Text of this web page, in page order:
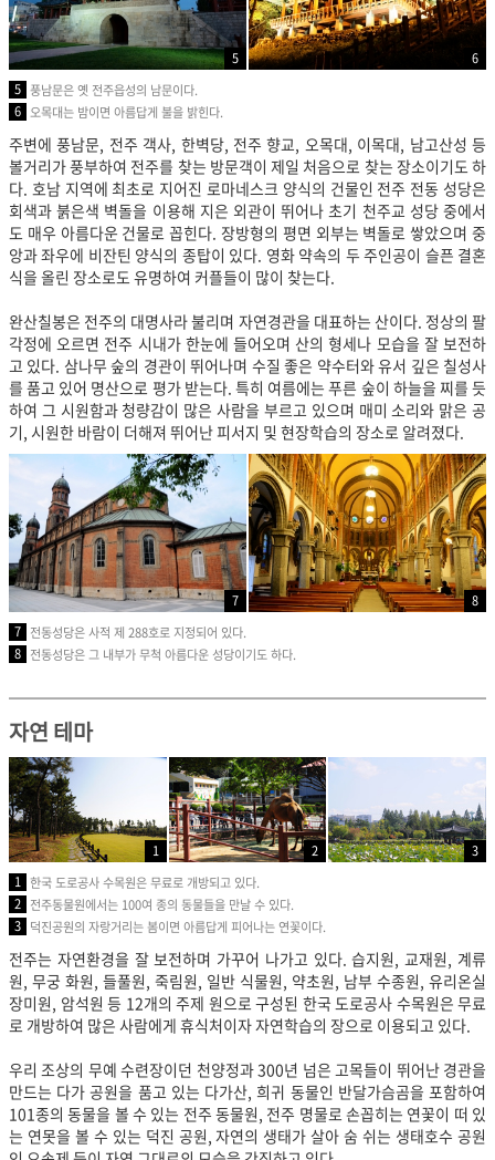
5
6
5 풍남문은 옛 전주읍성의 남문이다.
6 오목대는 밤이면 아름답게 불을 밝힌다.
주변에 풍남문, 전주 객사, 한벽당, 전주 향교, 오목대, 이목대, 남고산성 등
볼거리가 풍부하여 전주를 찾는 방문객이 제일 처음으로 찾는 장소이기도 하
다. 호남 지역에 최초로 지어진 로마네스크 양식의 건물인 전주 전동 성당은
회색과 붉은색 벽돌을 이용해 지은 외관이 뛰어나 초기 천주교 성당 중에서
도 매우 아름다운 건물로 꼽힌다. 장방형의 평면 외부는 벽돌로 쌓았으며 중
앙과 좌우에 비잔틴 양식의 종탑이 있다. 영화 약속의 두 주인공이 슬픈 결혼
식을 올린 장소로도 유명하여 커플들이 많이 찾는다.
완산칠봉은 전주의 대명사라 불리며 자연경관을 대표하는 산이다. 정상의 팔
각정에 오르면 전주 시내가 한눈에 들어오며 산의 형세나 모습을 잘 보전하
고 있다. 삼나무 숲의 경관이 뛰어나며 수질 좋은 약수터와 유서 깊은 칠성사
를 품고 있어 명산으로 평가 받는다. 특히 여름에는 푸른 숲이 하늘을 찌를 듯
하여 그 시원함과 청량감이 많은 사람을 부르고 있으며 매미 소리와 맑은 공
기, 시원한 바람이 더해져 뛰어난 피서지 및 현장학습의 장소로 알려졌다.
7
8
7 전동성당은 사적 제 288호로 지정되어 있다.
8 전동성당은 그 내부가 무척 아름다운 성당이기도 하다.
자연 테마
1 2
3
1 한국 도로공사 수목원은 무료로 개방되고 있다.
2 전주동물원에서는 100여 종의 동물들을 만날 수 있다.
3 덕진공원의 자랑거리는 봄이면 아름답게 피어나는 연꽃이다.
전주는 자연환경을 잘 보전하며 가꾸어 나가고 있다. 습지원, 교재원, 계류
원, 무궁 화원, 들풀원, 죽림원, 일반 식물원, 약초원, 남부 수종원, 유리온실
장미원, 암석원 등 12개의 주제 원으로 구성된 한국 도로공사 수목원은 무료
로 개방하여 많은 사람에게 휴식처이자 자연학습의 장으로 이용되고 있다.
우리 조상의 무예 수련장이던 천양정과 300년 넘은 고목들이 뛰어난 경관을
만드는 다가 공원을 품고 있는 다가산, 희귀 동물인 반달가슴곰을 포함하여
101종의 동물을 볼 수 있는 전주 동물원, 전주 명물로 손꼽히는 연꽃이 떠 있
는 연못을 볼 수 있는 덕진 공원, 자연의 생태가 살아 숨 쉬는 생태호수 공원